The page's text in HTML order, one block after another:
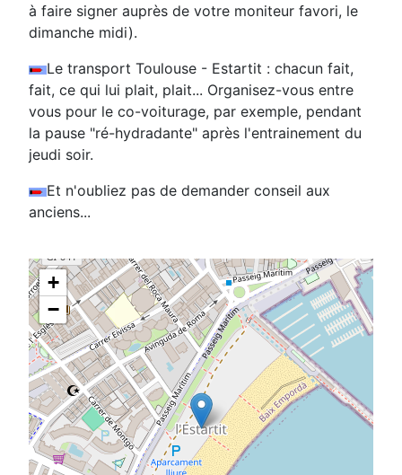
à faire signer auprès de votre moniteur favori, le
dimanche midi).
Le transport Toulouse - Estartit : chacun fait,
fait, ce qui lui plait, plait... Organisez-vous entre
vous pour le co-voiturage, par exemple, pendant
la pause "ré-hydradante" après l'entrainement du
jeudi soir.
Et n'oubliez pas de demander conseil aux
anciens...
+
−